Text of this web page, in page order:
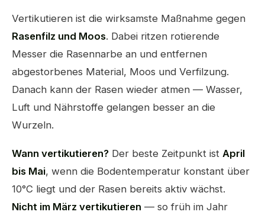
Vertikutieren ist die wirksamste Maßnahme gegen
Rasenfilz und Moos. Dabei ritzen rotierende
Messer die Rasennarbe an und entfernen
abgestorbenes Material, Moos und Verfilzung.
Danach kann der Rasen wieder atmen — Wasser,
Luft und Nährstoffe gelangen besser an die
Wurzeln.
Wann vertikutieren? Der beste Zeitpunkt ist April
bis Mai, wenn die Bodentemperatur konstant über
10°C liegt und der Rasen bereits aktiv wächst.
Nicht im März vertikutieren — so früh im Jahr